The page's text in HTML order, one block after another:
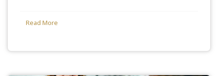
Read More